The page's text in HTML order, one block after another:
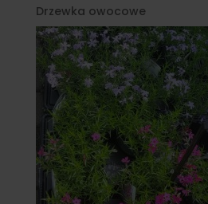
Drzewka owocowe